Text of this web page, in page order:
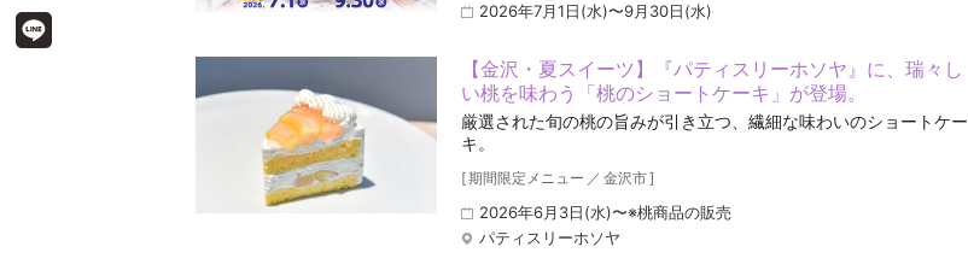
2026年7月1日(水)〜9月30日(水)
【金沢・夏スイーツ】『パティスリーホソヤ』に、瑞々し
い桃を味わう「桃のショートケーキ」が登場。
厳選された旬の桃の旨みが引き立つ、繊細な味わいのショートケー
キ。
[期間限定メニュー ／ 金沢市]
2026年6月3日(水)〜※桃商品の販売
パティスリーホソヤ